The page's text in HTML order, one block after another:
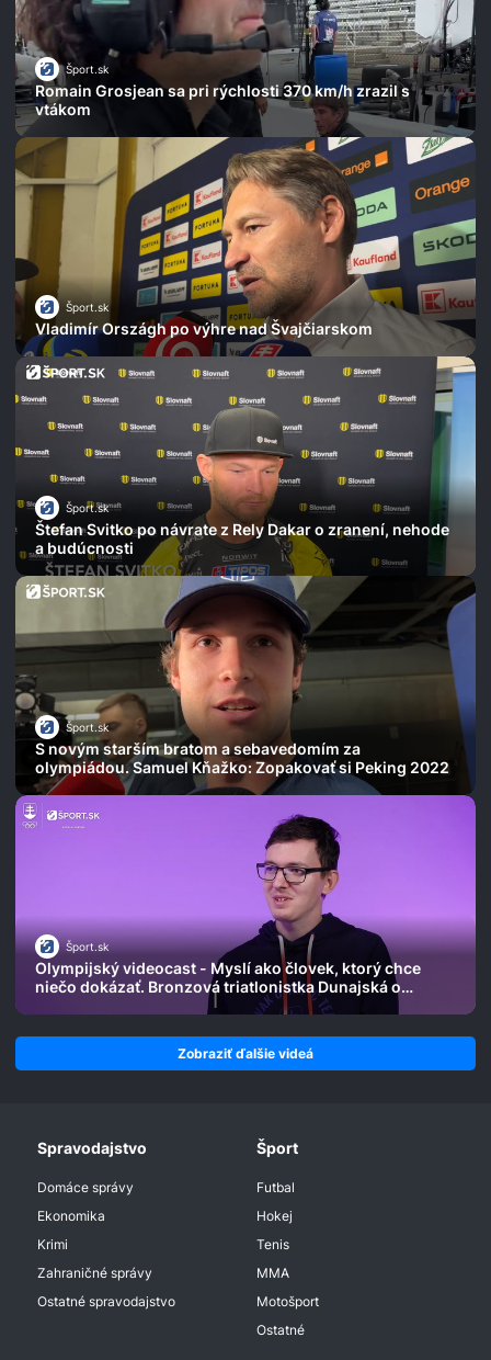
Šport.sk
Romain Grosjean sa pri rýchlosti 370 km/h zrazil s
vtákom
Šport.sk
Vladimír Országh po výhre nad Švajčiarskom
Šport.sk
Štefan Svitko po návrate z Rely Dakar o zranení, nehode
a budúcnosti
Šport.sk
S novým starším bratom a sebavedomím za
olympiádou. Samuel Kňažko: Zopakovať si Peking 2022
Šport.sk
Olympijský videocast - Myslí ako človek, ktorý chce
niečo dokázať. Bronzová triatlonistka Dunajská o
Zobraziť ďalšie videá
Spravodajstvo
Domáce správy
Ekonomika
Krimi
Zahraničné správy
Ostatné spravodajstvo
Šport
Futbal
Hokej
Tenis
MMA
Motošport
Ostatné